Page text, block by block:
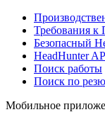
Требования к
Безопасный
HeadHunter
Поиск работы
Поиск по
Мобильное